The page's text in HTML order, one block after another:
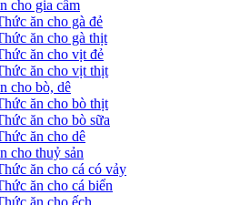
cho gia cầm
ăn cho gà đẻ
ăn cho gà thịt
ăn cho vịt đẻ
ăn cho vịt thịt
cho bò, dê
ăn cho bò thịt
ăn cho bò sữa
ăn cho dê
cho thuỷ sản
ăn cho cá có vảy
ăn cho cá biển
ăn cho ếch